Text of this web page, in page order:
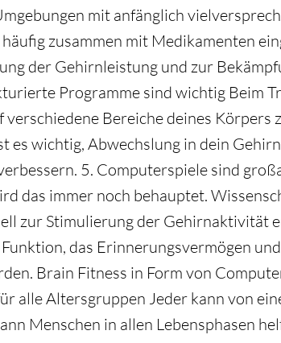
mit anfänglich
zusammen mit Medikamenten
der Gehirnleistung und zur
Programme sind wichtig Beim
Bereiche deines Körpers
es wichtig, Abwechslung in dein
5. Computerspiele sind
das immer noch behauptet.
zur Stimulierung der Gehirnaktivität
das Erinnerungsvermögen
Brain Fitness in Form von
alle Altersgruppen Jeder kann von
Menschen in allen Lebensphasen